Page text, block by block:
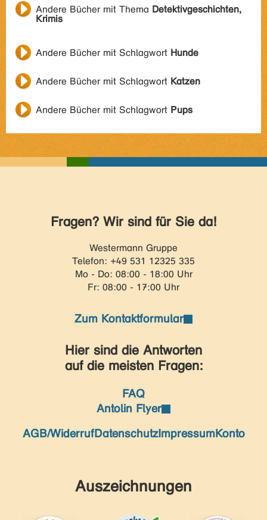
Andere Bücher mit Thema Detektivgeschichten,
Krimis
Andere Bücher mit Schlagwort Hunde
Andere Bücher mit Schlagwort Katzen
Andere Bücher mit Schlagwort Pups